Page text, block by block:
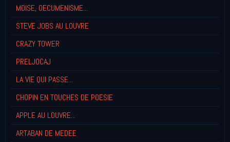
MOISE, OECUMENISME...
STEVE JOBS AU LOUVRE
CRAZY TOWER
PRELJOCAJ
LA VIE QUI PASSE...
CHOPIN EN TOUCHES DE POESIE
APPLE AU LOUVRE...
ARTABAN DE MEDEE